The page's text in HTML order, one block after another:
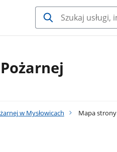
w Mysłowicach Mapa strony